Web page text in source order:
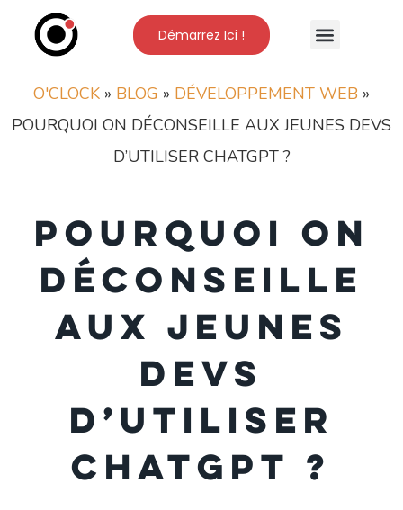
Démarrez Ici !
O'CLOCK » BLOG » DÉVELOPPEMENT WEB »
POURQUOI ON DÉCONSEILLE AUX JEUNES DEVS
D’UTILISER CHATGPT ?
Pourquoi on
déconseille
aux jeunes
devs
d’utiliser
ChatGPT ?